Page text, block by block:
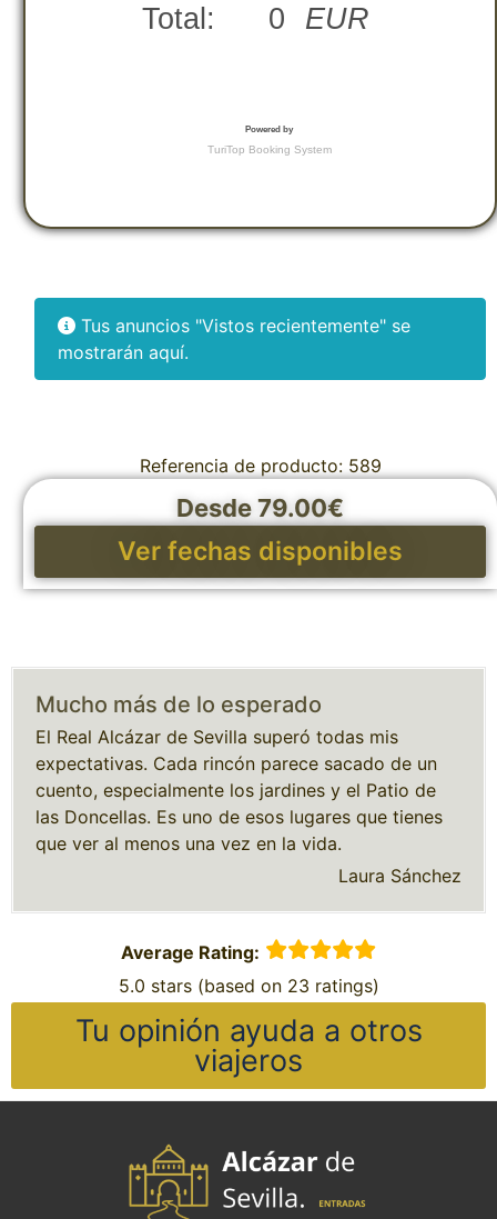
Desde 79.00€
Ver fechas disponibles
Tus anuncios "Vistos recientemente" se
mostrarán aquí.
Referencia de producto: 589
Mucho más de lo esperado
El Real Alcázar de Sevilla superó todas mis
expectativas. Cada rincón parece sacado de un
cuento, especialmente los jardines y el Patio de
las Doncellas. Es uno de esos lugares que tienes
que ver al menos una vez en la vida.
Laura Sánchez
Average Rating:
5.0 stars (based on 23 ratings)
Tu opinión ayuda a otros
viajeros